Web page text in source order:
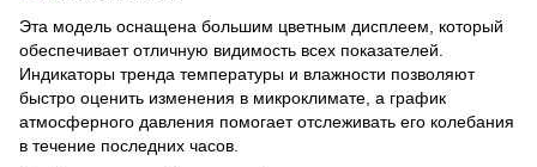
Эта модель оснащена большим цветным дисплеем, который
обеспечивает отличную видимость всех показателей.
Индикаторы тренда температуры и влажности позволяют
быстро оценить изменения в микроклимате, а график
атмосферного давления помогает отслеживать его колебания
в течение последних часов.